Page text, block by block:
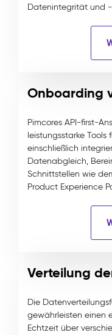
Datenintegrität und
Onboarding
Pimcores API-first-
leistungsstarke
einschließlich
Datenabgleich,
Schnittstellen wie
Product Experience
Verteilung
Die
gewährleisten einen
Echtzeit über